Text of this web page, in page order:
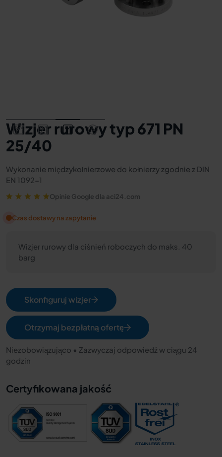
Wizjer rurowy typ 671 PN
25/40
Wykonanie międzykołnierzowe do kołnierzy zgodnie z DIN
EN 1092-1
Opinie Google dla aci24.com
Czas dostawy na zapytanie
Wizjer rurowy dla ciśnień roboczych do maks. 40
barg
Skonfiguruj wizjer
Otrzymaj bezpłatną ofertę
Niezobowiązująco • Zazwyczaj odpowiedź w ciągu 24
godzin
Certyfikowana jakość